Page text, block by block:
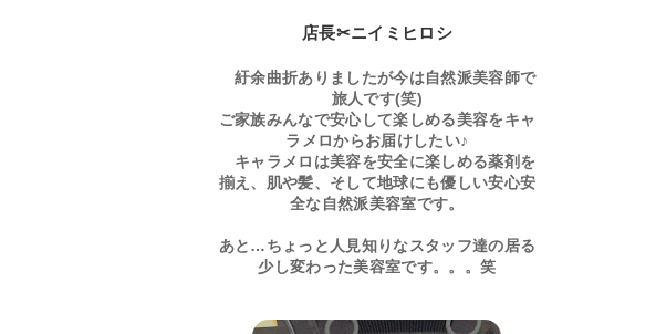
店長✂ニイミヒロシ
紆余曲折ありましたが今は自然派美容師で
旅人です(笑)
ご家族みんなで安心して楽しめる美容をキャ
ラメロからお届けしたい♪
キャラメロは美容を安全に楽しめる薬剤を
揃え、肌や髪、そして地球にも優しい安心安
全な自然派美容室です。
あと…ちょっと人見知りなスタッフ達の居る
少し変わった美容室です。。。笑